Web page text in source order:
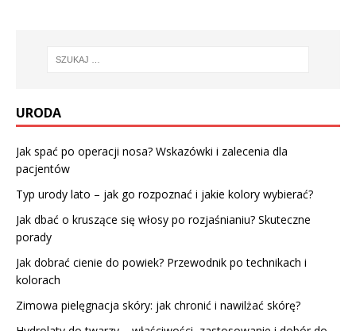
URODA
Jak spać po operacji nosa? Wskazówki i zalecenia dla
pacjentów
Typ urody lato – jak go rozpoznać i jakie kolory wybierać?
Jak dbać o kruszące się włosy po rozjaśnianiu? Skuteczne
porady
Jak dobrać cienie do powiek? Przewodnik po technikach i
kolorach
Zimowa pielęgnacja skóry: jak chronić i nawilżać skórę?